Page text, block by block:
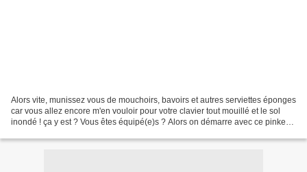
Alors vite, munissez vous de mouchoirs, bavoirs et autres serviettes éponges
car vous allez encore m'en vouloir pour votre clavier tout mouillé et le sol
inondé ! ça y est ? Vous êtes équipé(e)s ? Alors on démarre avec ce pinkeep